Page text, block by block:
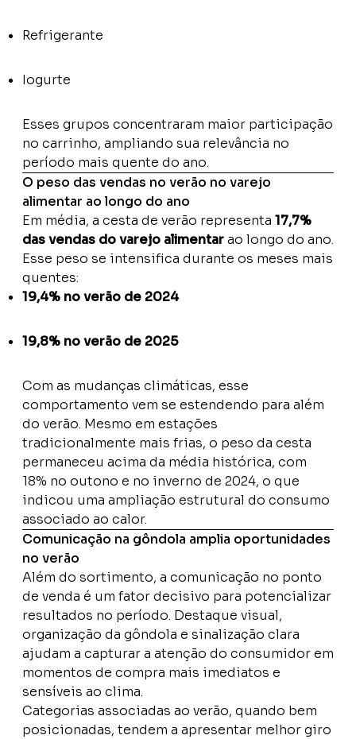
Refrigerante
Iogurte
Esses grupos concentraram maior participação
no carrinho, ampliando sua relevância no
período mais quente do ano.
O peso das vendas no verão no varejo
alimentar ao longo do ano
Em média, a cesta de verão representa 17,7%
das vendas do varejo alimentarao longo do ano.
Esse peso se intensifica durante os meses mais
quentes:
19,4% no verão de 2024
19,8% no verão de 2025
Com as mudanças climáticas, esse
comportamento vem se estendendo para além
do verão. Mesmo em estações
tradicionalmente mais frias, o peso da cesta
permaneceu acima da média histórica, com
18% no outono e no inverno de 2024, o que
indicou uma ampliação estrutural do consumo
associado ao calor.
Comunicação na gôndola amplia oportunidades
no verão
Além do sortimento, a comunicação no ponto
de venda é um fator decisivo para potencializar
resultados no período. Destaque visual,
organização da gôndola e sinalização clara
ajudam a capturar a atenção do consumidor em
momentos de compra mais imediatos e
sensíveis ao clima.
Categorias associadas ao verão, quando bem
posicionadas, tendem a apresentar melhor giro